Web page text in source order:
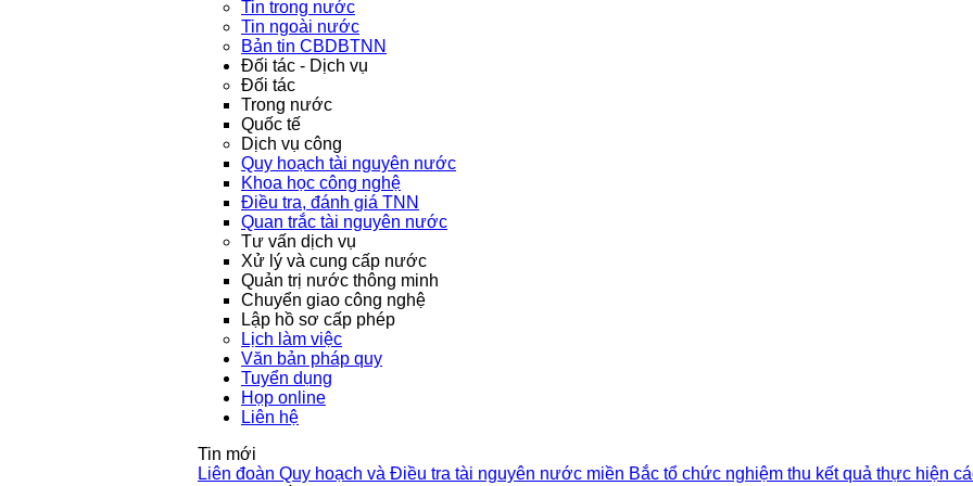
Tin trong nước
Tin ngoài nước
Bản tin CBDBTNN
Đối tác - Dịch vụ
Đối tác
Trong nước
Quốc tế
Dịch vụ công
Quy hoạch tài nguyên nước
Khoa học công nghệ
Điều tra, đánh giá TNN
Quan trắc tài nguyên nước
Tư vấn dịch vụ
Xử lý và cung cấp nước
Quản trị nước thông minh
Chuyển giao công nghệ
Lập hồ sơ cấp phép
Lịch làm việc
Văn bản pháp quy
Tuyển dụng
Họp online
Liên hệ
Tin mới
Liên đoàn Quy hoạch và Điều tra tài nguyên nước miền Bắc tổ chức nghiệm thu kết quả thực hiện